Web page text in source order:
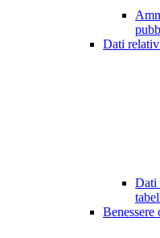
Dati
Dati
Benessere